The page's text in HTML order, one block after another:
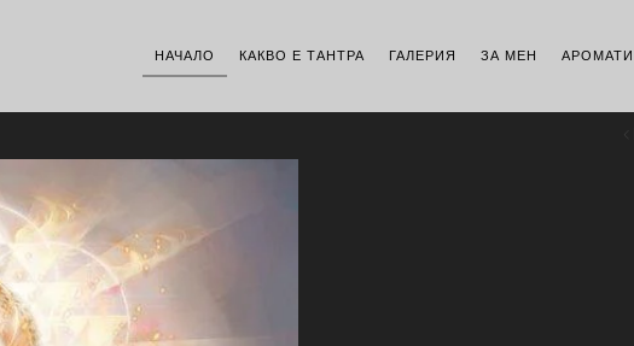
НАЧАЛО КАКВО Е ТАНТРА ГАЛЕРИЯ ЗА МЕН АРОМАТИ